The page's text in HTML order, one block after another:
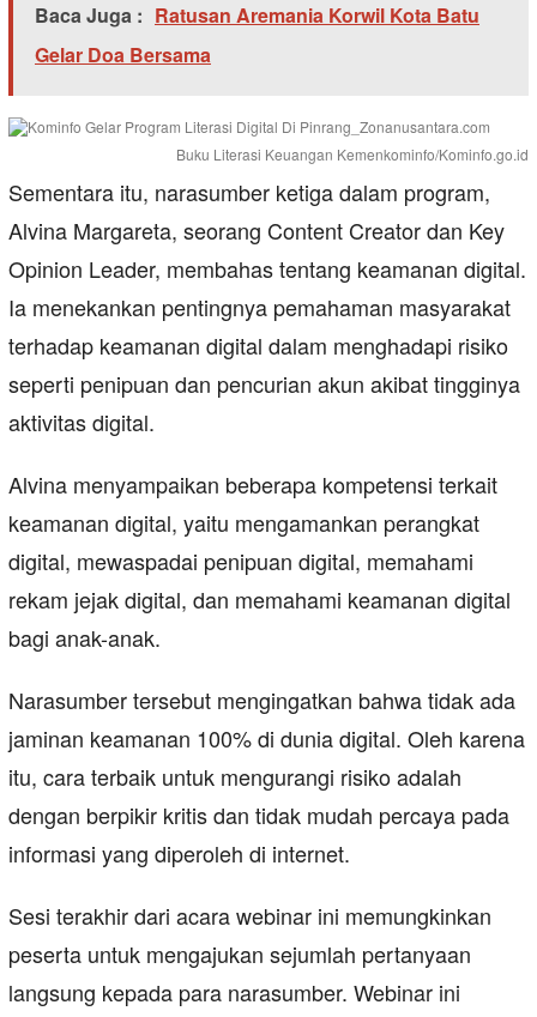
Baca Juga : Ratusan Aremania Korwil Kota Batu
Gelar Doa Bersama
Buku Literasi Keuangan Kemenkominfo/Kominfo.go.id
Sementara itu, narasumber ketiga dalam program,
Alvina Margareta, seorang Content Creator dan Key
Opinion Leader, membahas tentang keamanan digital.
Ia menekankan pentingnya pemahaman masyarakat
terhadap keamanan digital dalam menghadapi risiko
seperti penipuan dan pencurian akun akibat tingginya
aktivitas digital.
Alvina menyampaikan beberapa kompetensi terkait
keamanan digital, yaitu mengamankan perangkat
digital, mewaspadai penipuan digital, memahami
rekam jejak digital, dan memahami keamanan digital
bagi anak-anak.
Narasumber tersebut mengingatkan bahwa tidak ada
jaminan keamanan 100% di dunia digital. Oleh karena
itu, cara terbaik untuk mengurangi risiko adalah
dengan berpikir kritis dan tidak mudah percaya pada
informasi yang diperoleh di internet.
Sesi terakhir dari acara webinar ini memungkinkan
peserta untuk mengajukan sejumlah pertanyaan
langsung kepada para narasumber. Webinar ini